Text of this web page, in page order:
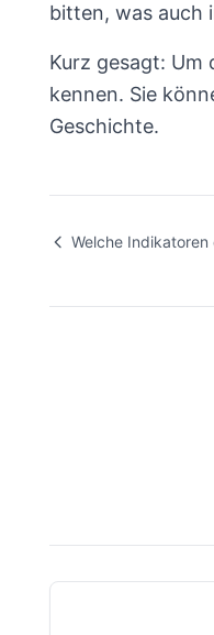
bitten, was auch
Kurz gesagt: Um
kennen. Sie
Geschichte.
Welche